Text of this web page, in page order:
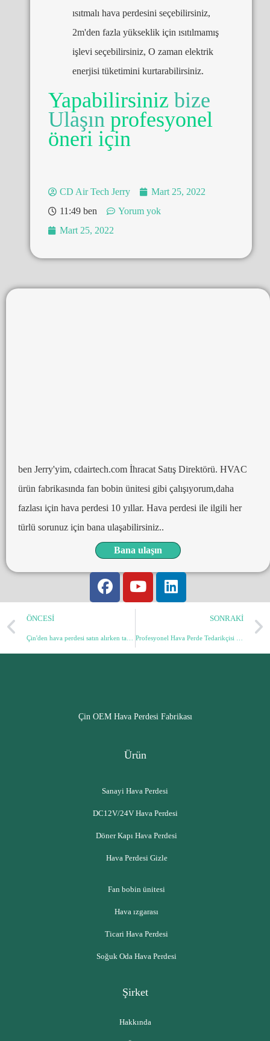
ısıtmalı hava perdesini seçebilirsiniz,
2m'den fazla yükseklik için ısıtılmamış
işlevi seçebilirsiniz, O zaman elektrik
enerjisi tüketimini kurtarabilirsiniz.
Yapabilirsiniz bize
Ulaşın profesyonel
öneri için
CD Air Tech Jerry
Mart 25, 2022
11:49 ben
Yorum yok
Mart 25, 2022
ben Jerry'yim, cdairtech.com İhracat Satış Direktörü. HVAC
ürün fabrikasında fan bobin ünitesi gibi çalışıyorum,daha
fazlası için hava perdesi 10 yıllar. Hava perdesi ile ilgili her
türlü sorunuz için bana ulaşabilirsiniz..
Bana ulaşın
ÖNCESI SONRAKI
Çin OEM Hava Perdesi Fabrikası
Ürün
Sanayi Hava Perdesi
DC12V/24V Hava Perdesi
Döner Kapı Hava Perdesi
Hava Perdesi Gizle
Fan bobin ünitesi
Hava ızgarası
Ticari Hava Perdesi
Soğuk Oda Hava Perdesi
Şirket
Hakkında